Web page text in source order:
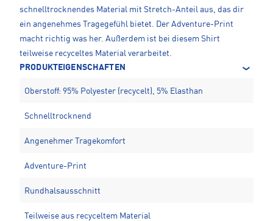
schnelltrocknendes Material mit Stretch-Anteil aus, das dir
ein angenehmes Tragegefühl bietet. Der Adventure-Print
macht richtig was her. Außerdem ist bei diesem Shirt
teilweise recyceltes Material verarbeitet.
PRODUKTEIGENSCHAFTEN
Oberstoff: 95% Polyester (recycelt), 5% Elasthan
Schnelltrocknend
Angenehmer Tragekomfort
Adventure-Print
Rundhalsausschnitt
Teilweise aus recyceltem Material